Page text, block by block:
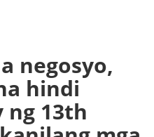
negosyo,
hindi
ng 13th